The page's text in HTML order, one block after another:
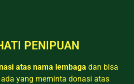
PENIPUAN
atas nama lembaga dan bisa
yang meminta donasi atas